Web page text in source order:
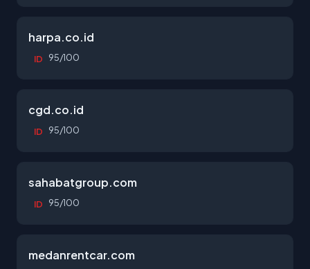
harpa.co.id
ID 95/100
cgd.co.id
ID 95/100
sahabatgroup.com
ID 95/100
medanrentcar.com